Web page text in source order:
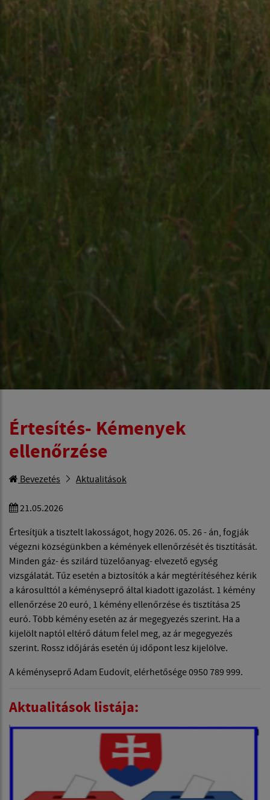
Értesítés- Kémenyek
ellenőrzése
Bevezetés Aktualitások
21.05.2026
Értesítjük a tisztelt lakosságot, hogy 2026. 05. 26 - án, fogják
végezni községünkben a kémények ellenőrzését és tisztítását.
Minden gáz- és szilárd tüzelőanyag- elvezető egység
vizsgálatát. Tűz esetén a biztosítók a kár megtérítéséhez kérik
a károsulttól a kéményseprő által kiadott igazolást. 1 kémény
ellenőrzése 20 euró, 1 kémény ellenőrzése és tisztítása 25
euró. Több kémény esetén az ár megegyezés szerint. Ha a
kijelölt naptól eltérő dátum felel meg, az ár megegyezés
szerint. Rossz időjárás esetén új időpont lesz kijelölve.
A kéményseprő Adam Eudovít, elérhetősége 0950 789 999.
Aktualitások listája: